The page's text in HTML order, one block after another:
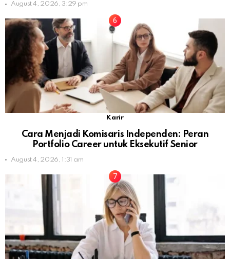
August 4, 2026, 3:29 pm
Karir
Cara Menjadi Komisaris Independen: Peran
Portfolio Career untuk Eksekutif Senior
August 4, 2026, 1:31 am